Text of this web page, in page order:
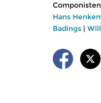
Hans
Badings |